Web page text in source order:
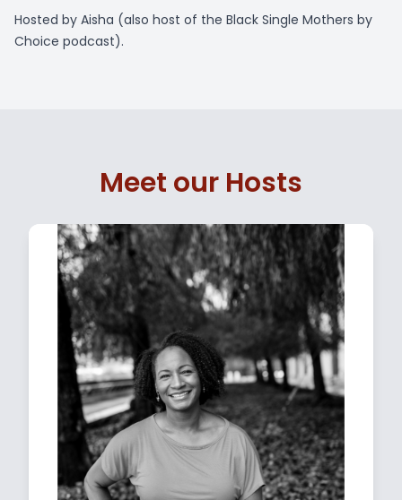
Hosted by Aisha (also host of the Black Single Mothers by
Choice podcast).
Meet our Hosts